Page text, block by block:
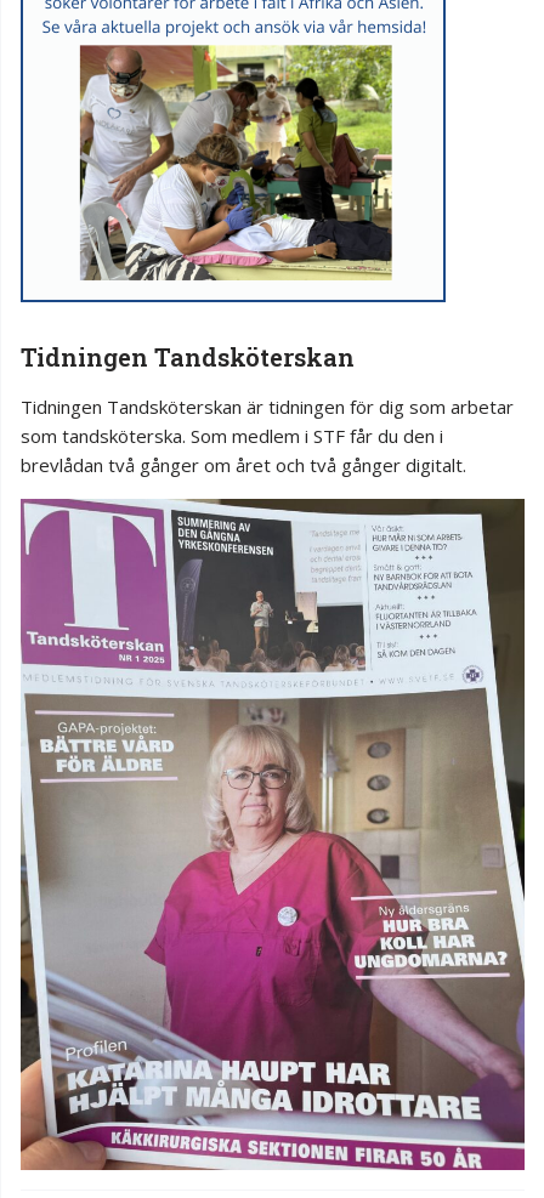
Tidningen Tandsköterskan
Tidningen Tandsköterskan är tidningen för dig som arbetar
som tandsköterska. Som medlem i STF får du den i
brevlådan två gånger om året och två gånger digitalt.